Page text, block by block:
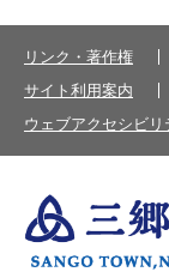
リンク・著作権
サイト利用案内
ウェブアクセシビリ